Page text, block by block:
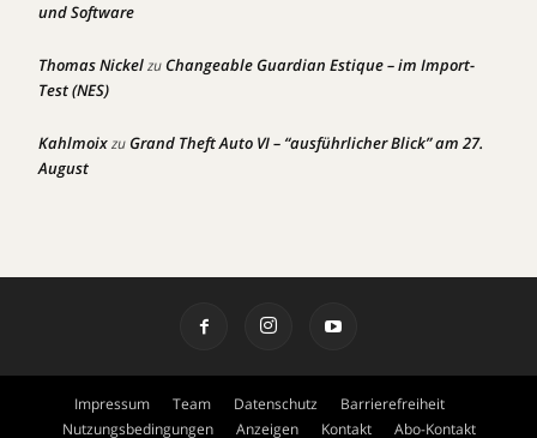
und Software
Thomas NickelzuChangeable Guardian Estique – im Import-
Test (NES)
KahlmoixzuGrand Theft Auto VI – “ausführlicher Blick” am 27.
August
Impressum Team Datenschutz
Barrierefreiheit
Nutzungsbedingungen
Anzeigen Kontakt Abo-Kontakt